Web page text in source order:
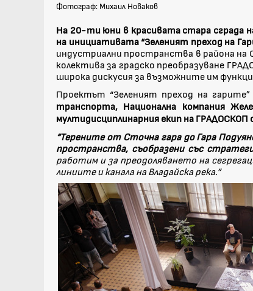
Фотограф: Михаил Новаков
На 20-ти юни в красивата стара сграда
на инициативата “Зеленият преход на
индустриални пространства в района
колектива за градско преобразуване
широка дискусия за възможните им
Проектът “Зеленият преход на гарите”
транспорта, Национална компания
мултидисциплинарния екип на ГРАДОСКОП
“Терените от Сточна гара до Гара
пространства, съобразени със
работим и за преодоляването на
линиите и канала на Владайска река.”